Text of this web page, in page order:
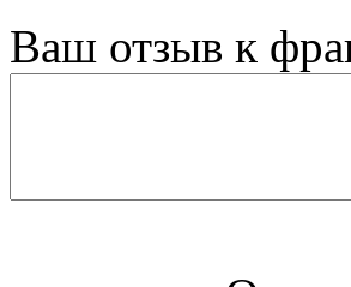
Ваш отзыв к